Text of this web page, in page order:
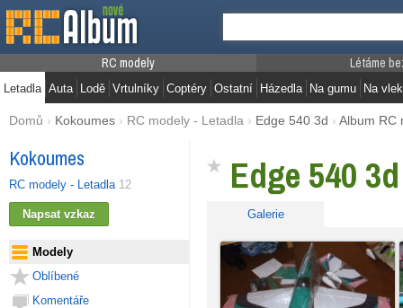
RC modely
Letadla Auta Lodě Vrtulníky Coptéry Ostatní
Létáme
Házedla Na gumu Na vlek
Domů › Kokoumes › RC modely - Letadla › Edge 540 3d › Album RC
Kokoumes
RC modely - Letadla 12
Modely
Oblíbené
Komentáře
Edge 540 3d
Galerie